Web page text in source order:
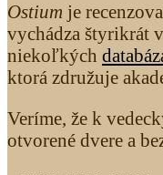
Ostium je
vychádza štyrikrát
niekoľkých
ktorá združuje
Veríme, že k
otvorené dvere a